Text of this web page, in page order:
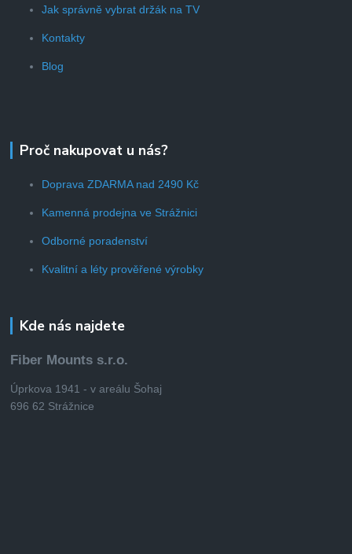
Jak správně vybrat držák na TV
Kontakty
Blog
Proč nakupovat u nás?
Doprava ZDARMA nad 2490 Kč
Kamenná prodejna ve Strážnici
Odborné poradenství
Kvalitní a léty prověřené výrobky
Kde nás najdete
Fiber Mounts s.r.o.
Úprkova 1941 - v areálu Šohaj
696 62 Strážnice